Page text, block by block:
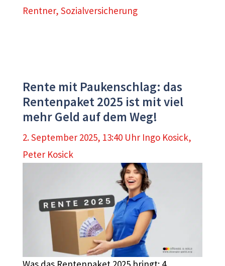
Rentner, Sozialversicherung
Rente mit Paukenschlag: das
Rentenpaket 2025 ist mit viel
mehr Geld auf dem Weg!
2. September 2025, 13:40 Uhr Ingo Kosick,
Peter Kosick